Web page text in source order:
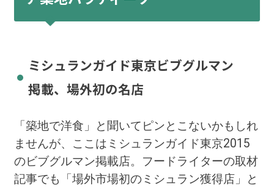
ミシュランガイド東京ビブグルマン
掲載、場外初の名店
「築地で洋食」と聞いてピンとこないかもしれ
ませんが、ここはミシュランガイド東京2015
のビブグルマン掲載店。フードライターの取材
記事でも「場外市場初のミシュラン獲得店」と